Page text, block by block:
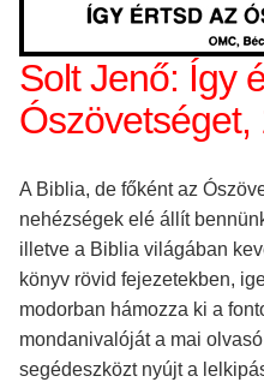
Solt Jenő: Így
Ószövetséget,
A Biblia, de főként az
nehézségek elé állít
illetve a Biblia világában
könyv rövid fejezetekben,
modorban hámozza ki a
mondanivalóját a mai
segédeszközt nyújt a